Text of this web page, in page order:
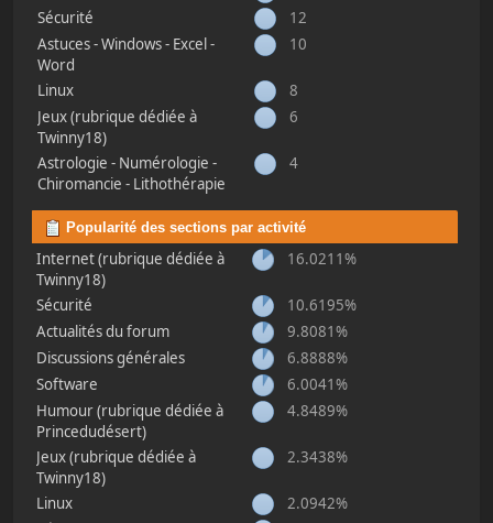
Sécurité
12
Astuces - Windows - Excel -
Word
10
Linux
8
Jeux (rubrique dédiée à
Twinny18)
6
Astrologie - Numérologie -
Chiromancie - Lithothérapie
4
Popularité des sections par activité
Internet (rubrique dédiée à
Twinny18)
16.0211%
Sécurité
10.6195%
Actualités du forum
9.8081%
Discussions générales
6.8888%
Software
6.0041%
Humour (rubrique dédiée à
Princedudésert)
4.8489%
Jeux (rubrique dédiée à
Twinny18)
2.3438%
Linux
2.0942%